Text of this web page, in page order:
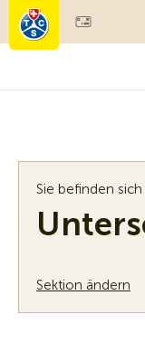
Mitgliedschaft &
Sie befinden
Sektion ändern